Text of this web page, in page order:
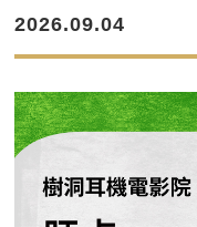
2026.09.04